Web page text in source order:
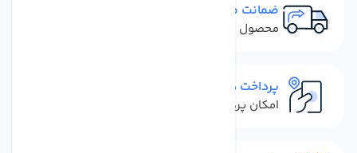
ضمانت مرجوعی
محصول نباید آسیب دیده باشد
پرداخت در محل
امکان پرداخت کل فاکتور در محل